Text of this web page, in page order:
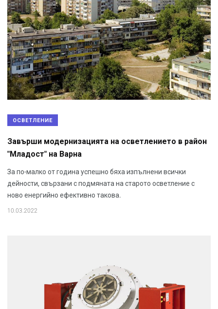
ОСВЕТЛЕНИЕ
Завърши модернизацията на осветлението в район
"Младост" на Варна
За по-малко от година успешно бяха изпълнени всички
дейности, свързани с подмяната на старото осветление с
ново енергийно ефективно такова.
10.03.2022